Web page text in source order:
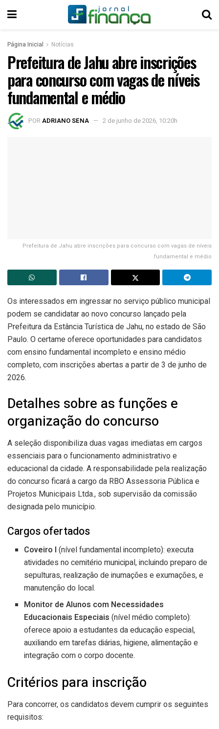
Página Inicial Notícias
Prefeitura de Jahu abre inscrições
para concurso com vagas de níveis
fundamental e médio
POR ADRIANO SENA 2 de junho de 2026, 10:20h
Prefeitura de Jahu abre inscrições para concurso com vagas de níveis
fundamental e médio
Os interessados em ingressar no serviço público municipal
podem se candidatar ao novo concurso lançado pela
Prefeitura da Estância Turística de Jahu, no estado de São
Paulo. O certame oferece oportunidades para candidatos
com ensino fundamental incompleto e ensino médio
completo, com inscrições abertas a partir de 3 de junho de
2026.
Detalhes sobre as funções e
organização do concurso
A seleção disponibiliza duas vagas imediatas em cargos
essenciais para o funcionamento administrativo e
educacional da cidade. A responsabilidade pela realização
do concurso ficará a cargo da RBO Assessoria Pública e
Projetos Municipais Ltda., sob supervisão da comissão
designada pelo município.
Cargos ofertados
Coveiro I (nível fundamental incompleto): executa
atividades no cemitério municipal, incluindo preparo de
sepulturas, realização de inumações e exumações, e
manutenção do local.
Monitor de Alunos com Necessidades
Educacionais Especiais (nível médio completo):
oferece apoio a estudantes da educação especial,
auxiliando em tarefas diárias, higiene, alimentação e
integração com o corpo docente.
Critérios para inscrição
Para concorrer, os candidatos devem cumprir os seguintes
requisitos: